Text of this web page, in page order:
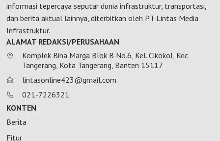
informasi tepercaya seputar dunia infrastruktur, transportasi,
dan berita aktual lainnya, diterbitkan oleh PT Lintas Media
Infrastruktur.
ALAMAT REDAKSI/PERUSAHAAN
Komplek Bina Marga Blok B No.6, Kel. Cikokol, Kec.
Tangerang, Kota Tangerang, Banten 15117
lintasonline423@gmail.com
021-7226321
KONTEN
Berita
Fitur